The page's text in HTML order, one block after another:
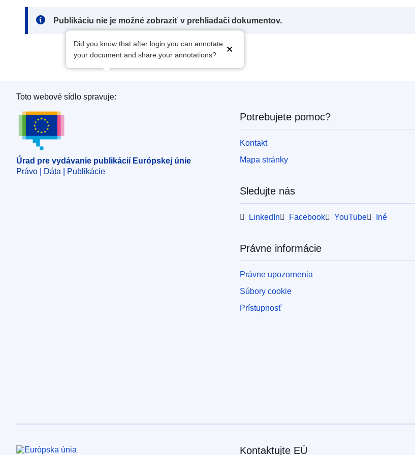
Note:
Publikáciu nie je možné zobraziť v prehliadači dokumentov.
Did you know that after login you can annotate
your document and share your annotations?
Úrad pre vydávanie publikácií Európskej únie
Toto webové sídlo spravuje:
Úrad pre vydávanie publikácií Európskej únie
Právo | Dáta | Publikácie
Potrebujete pomoc?
Kontakt
Mapa stránky
Sledujte nás
LinkedIn Facebook YouTube Iné
Právne informácie
Právne upozornenia
Súbory cookie
Prístupnosť
Európska únia Kontaktujte EÚ